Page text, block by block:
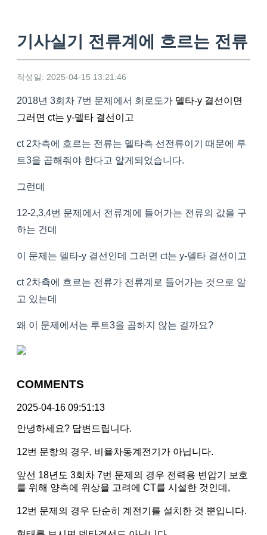
기사실기 전류계에 흐르는 전류
작성일: 2025-04-15 13:21:46
2018년 3회차 7번 문제에서 회로도가 델타-y 결선이면
그러면 ct는 y-델타 결선이고
ct 2차측에 흐르는 전류는 델타측 선전류이기 때문에 루
트3을 곱해줘야 한다고 알게되었습니다.
그런데
12-2,3,4번 문제에서 전류계에 들어가는 전류의 값을 구
하는 건데
이 문제는 델타-y 결선인데 그러면 ct는 y-델타 결선이고
ct 2차측에 흐르는 전류가 전류계로 들어가는 것으로 알
고 있는데
왜 이 문제에서는 루트3을 곱하지 않는 걸까요?
COMMENTS
2025-04-16 09:51:13
안녕하세요? 답변드립니다.
12번 문항의 경우, 비율차동계전기가 아닙니다.
앞선 18년도 3회차 7번 문제의 경우 전력용 변압기 보호
를 위해 양측에 위상을 고려에 CT를 시설한 것인데,
12번 문제의 경우 단순히 계전기를 설치한 것 뿐입니다.